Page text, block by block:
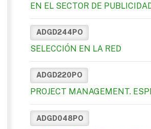
EN EL SECTOR DE
ADGD244PO
SELECCIÓN EN LA RED
ADGD220PO
PROJECT MANAGEMENT.
ADGD048PO